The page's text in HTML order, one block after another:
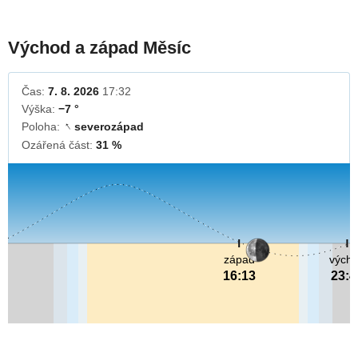
Východ a západ Měsíc
Čas: 7. 8. 2026 17:32
Výška: −7 °
Poloha: ↓severozápad
Ozářená část: 31 %
západ
16:13